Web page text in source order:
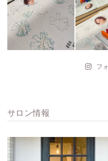
フ
サロン情報